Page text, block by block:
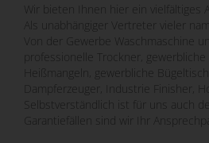
Wir bieten Ihnen hier ein vielfältiges
Als unabhängiger Vertreter vieler
Von der Gewerbe Waschmaschine
professionelle Trockner,
Heißmangeln, gewerbliche
Dampferzeuger, Industrie Finisher,
Selbstverständlich ist für uns auch
Garantiefällen sind wir Ihr